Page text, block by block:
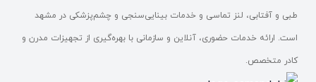
طبی و آفتابی، لنز تماسی و خدمات بینایی‌سنجی و چشم‌پزشکی در مشهد
است. ارائه خدمات حضوری، آنلاین و سازمانی با بهره‌گیری از تجهیزات مدرن و
کادر متخصص.